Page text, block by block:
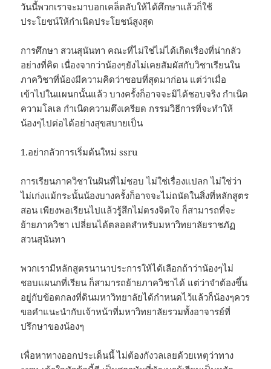
วันนี้พวกเราจะมาบอกเคล็ดลับให้ได้ศึกษาแล้วก็ใช้
ประโยชน์ให้กำเนิดประโยชน์สูงสุด
การศึกษา สวนสุนันทา คณะที่ไม่ใช่ไม่ได้เกิดเรื่องที่น่ากลัว
อย่างที่คิด เนื่องจากว่าน้องๆยังไม่เคยสัมผัสกับวิชาเรียนใน
ภาควิชาที่น้องมีความคิดว่าชอบที่สุดมาก่อน แต่ว่าเมื่อ
เข้าไปในแผนกนั้นแล้ว บางครั้งก็อาจจะมิได้ชอบจริง กำเนิด
ความโลเล กำเนิดความตึงเครียด กรรมวิธีการที่จะทำให้
น้องๆไปต่อได้อย่างสุขสบายเป็น
1.อย่ากลัวการเริ่มต้นใหม่ ssru
การเรียนภาควิชาในฝันที่ไม่ชอบ ไม่ใช่เรื่องแปลก ไม่ใช่ว่า
ไม่เก่งแม้กระนั้นน้องบางครั้งก็อาจจะไม่ถนัดในสิ่งที่หลักสูตร
สอน เพียงพอเรียนไปแล้วรู้สึกไม่ตรงจิตใจ ก็สามารถที่จะ
ย้ายภาควิชา เปลี่ยนได้ตลอดสำหรับมหาวิทยาลัยราชภัฏ
สวนสุนันทา
พวกเรามีหลักสูตรนานาประการให้ได้เลือกถ้าว่าน้องๆไม่
ชอบแผนกที่เรียน ก็สามารถย้ายภาควิชาได้ แต่ว่าจำต้องขึ้น
อยู่กับข้อตกลงที่ดินมหาวิทยาลัยได้กำหนดไว้แล้วก็น้องๆควร
ขอคำแนะนำกับเจ้าหน้าที่มหาวิทยาลัยรวมทั้งอาจารย์ที่
ปรึกษาของน้องๆ
เพื่อหาทางออกประเด็นนี้ ไม่ต้องกังวลเลยด้วยเหตุว่าทาง